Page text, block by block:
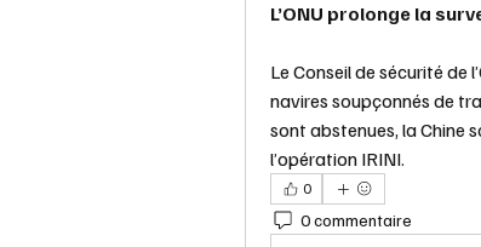
L’ONU prolonge la
Le Conseil de sécurité de
navires soupçonnés de
sont abstenues, la Chine
l’opération IRINI.
0
0 commentaire